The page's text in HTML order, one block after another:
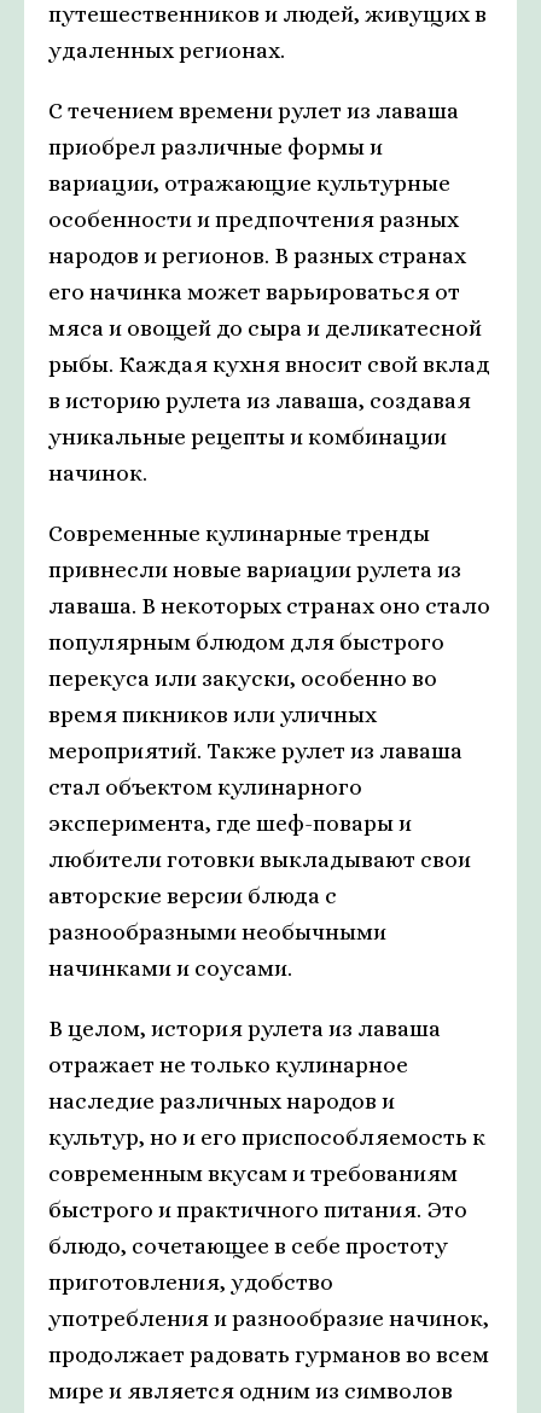
путешественников и людей, живущих в
удаленных регионах.
С течением времени рулет из лаваша
приобрел различные формы и
вариации, отражающие культурные
особенности и предпочтения разных
народов и регионов. В разных странах
его начинка может варьироваться от
мяса и овощей до сыра и деликатесной
рыбы. Каждая кухня вносит свой вклад
в историю рулета из лаваша, создавая
уникальные рецепты и комбинации
начинок.
Современные кулинарные тренды
привнесли новые вариации рулета из
лаваша. В некоторых странах оно стало
популярным блюдом для быстрого
перекуса или закуски, особенно во
время пикников или уличных
мероприятий. Также рулет из лаваша
стал объектом кулинарного
эксперимента, где шеф-повары и
любители готовки выкладывают свои
авторские версии блюда с
разнообразными необычными
начинками и соусами.
В целом, история рулета из лаваша
отражает не только кулинарное
наследие различных народов и
культур, но и его приспособляемость к
современным вкусам и требованиям
быстрого и практичного питания. Это
блюдо, сочетающее в себе простоту
приготовления, удобство
употребления и разнообразие начинок,
продолжает радовать гурманов во всем
мире и является одним из символов